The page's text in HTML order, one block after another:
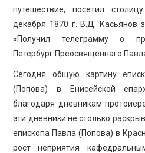
путешествие, посетил
декабря 1870 г. В.Д. Касьянов
«Получил телеграмму о
Петербург Преосвященнаго
Сегодня общую картину
(Попова) в Енисейской
благодаря дневникам
эти дневники не столько
епископа Павла (Попова) в
рост неприятия